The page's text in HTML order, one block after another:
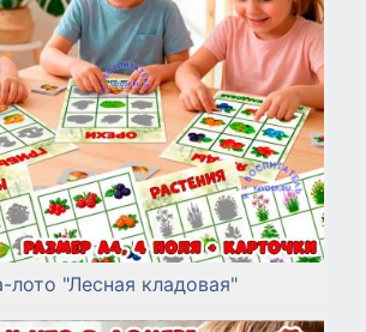
лото "Лесная кладовая"